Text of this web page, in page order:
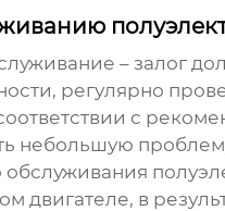
– залог
регулярно
с
небольшую
обслуживания
двигателе, в